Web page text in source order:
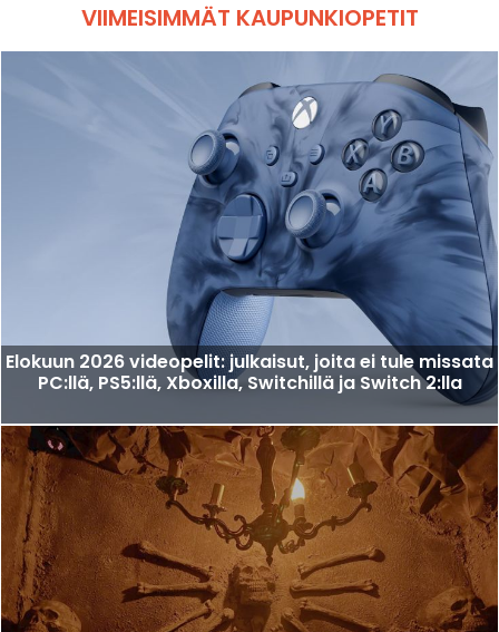
VIIMEISIMMÄT KAUPUNKIOPETIT
Elokuun 2026 videopelit: julkaisut, joita ei tule missata
PC:llä, PS5:llä, Xboxilla, Switchillä ja Switch 2:lla